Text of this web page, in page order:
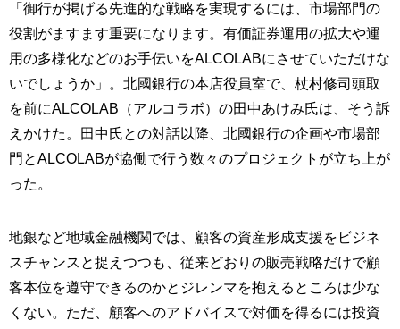
「御行が掲げる先進的な戦略を実現するには、市場部門の
役割がますます重要になります。有価証券運用の拡大や運
用の多様化などのお手伝いをALCOLABにさせていただけな
いでしょうか」。北國銀行の本店役員室で、杖村修司頭取
を前にALCOLAB（アルコラボ）の田中あけみ氏は、そう訴
えかけた。田中氏との対話以降、北國銀行の企画や市場部
門とALCOLABが協働で行う数々のプロジェクトが立ち上が
った。
地銀など地域金融機関では、顧客の資産形成支援をビジネ
スチャンスと捉えつつも、従来どおりの販売戦略だけで顧
客本位を遵守できるのかとジレンマを抱えるところは少な
くない。ただ、顧客へのアドバイスで対価を得るには投資